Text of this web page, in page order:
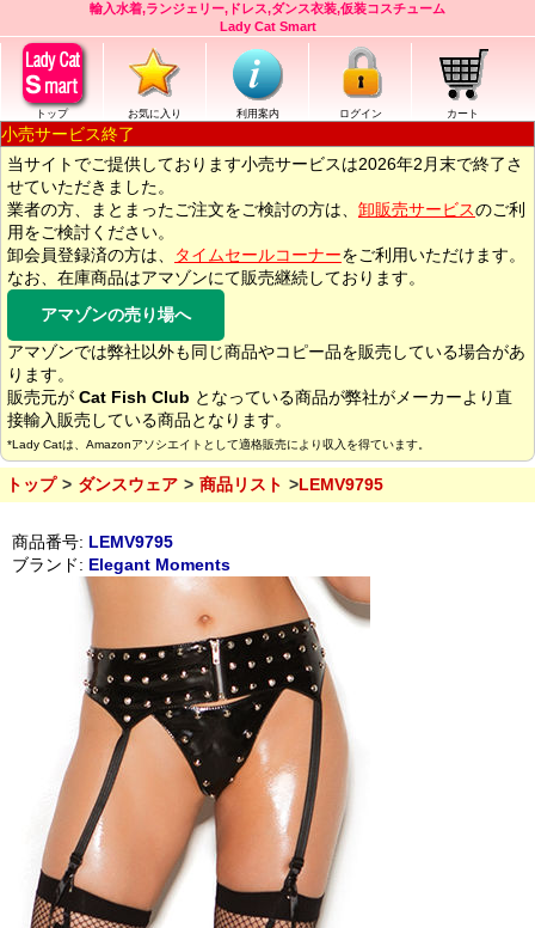
輸入水着,ランジェリー,ドレス,ダンス衣装,仮装コスチューム
Lady Cat Smart
トップ お気に入り 利用案内 ログイン カート
小売サービス終了
当サイトでご提供しております小売サービスは2026年2月末で終了さ
せていただきました。
業者の方、まとまったご注文をご検討の方は、 卸販売サービスのご利
用をご検討ください。
卸会員登録済の方は、
タイムセールコーナーをご利用いただけます。
なお、在庫商品はアマゾンにて販売継続しております。
アマゾンの売り場へ
アマゾンでは弊社以外も同じ商品やコピー品を販売している場合があ
ります。
販売元が Cat Fish Club となっている商品が弊社がメーカーより直
接輸入販売している商品となります。
*Lady Catは、Amazonアソシエイトとして適格販売により収入を得ています。
トップ ダンスウェア 商品リスト LEMV9795
商品番号: LEMV9795
ブランド: Elegant Moments